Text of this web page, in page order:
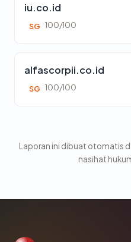
iu.co.id
SG 100/100
alfascorpii.co.id
SG 100/100
Laporan ini dibuat otomatis
nasihat